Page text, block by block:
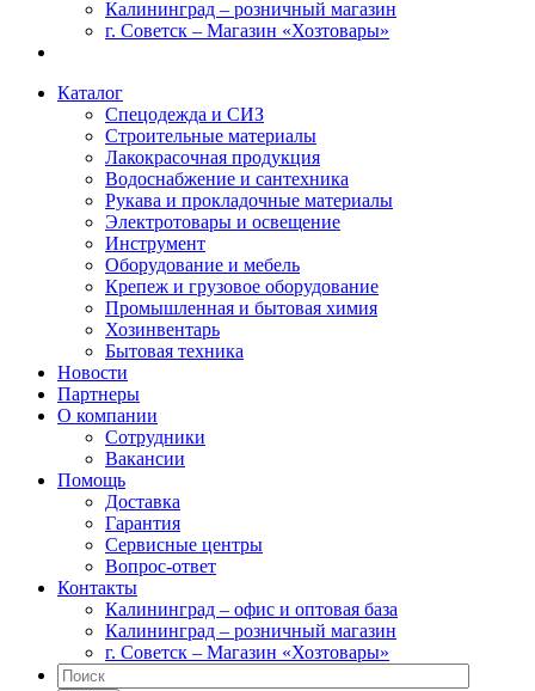
Калининград – розничный магазин
г. Советск – Магазин «Хозтовары»
Каталог
Спецодежда и СИЗ
Строительные материалы
Лакокрасочная продукция
Водоснабжение и сантехника
Рукава и прокладочные материалы
Электротовары и освещение
Инструмент
Оборудование и мебель
Крепеж и грузовое оборудование
Промышленная и бытовая химия
Хозинвентарь
Бытовая техника
Новости
Партнеры
О компании
Сотрудники
Вакансии
Помощь
Доставка
Гарантия
Сервисные центры
Вопрос-ответ
Контакты
Калининград – офис и оптовая база
Калининград – розничный магазин
г. Советск – Магазин «Хозтовары»